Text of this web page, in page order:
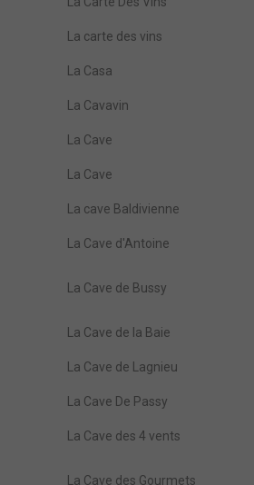
La carte des vins
La Casa
La Cavavin
La Cave
La Cave
La cave Baldivienne
La Cave d'Antoine
La Cave de Bussy
La Cave de la Baie
La Cave de Lagnieu
La Cave De Passy
La Cave des 4 vents
La Cave des Gourmets